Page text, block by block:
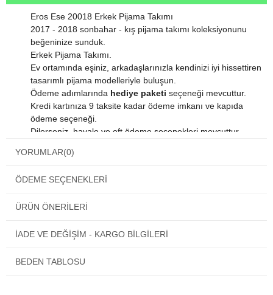
Eros Ese 20018 Erkek Pijama Takımı
2017 - 2018 sonbahar - kış pijama takımı koleksiyonunu
beğeninize sunduk.
Erkek Pijama Takımı.
Ev ortamında eşiniz, arkadaşlarınızla kendinizi iyi hissettiren
tasarımlı pijama modelleriyle buluşun.
Ödeme adımlarında hediye paketi seçeneği mevcuttur.
Kredi kartınıza 9 taksite kadar ödeme imkanı ve kapıda
ödeme seçeneği.
Dilerseniz havale ve eft ödeme seçenekleri mevcuttur.
Ürün içinden kendi kumaşına özel yıkama talimatı
Ürününüzün uzun süreli kullanımı için bu talimatlara lütfen
Eros Ese 20018 Erkek Pijama Takımı
YORUMLAR(0)
ÖDEME SEÇENEKLERI
ÜRÜN ÖNERILERI
İADE VE DEĞİŞİM - KARGO BİLGİLERİ
BEDEN TABLOSU